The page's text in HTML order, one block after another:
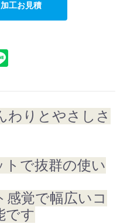
工お見積
わりとやさしさ
で抜群の使い
感覚で幅広いコ
です